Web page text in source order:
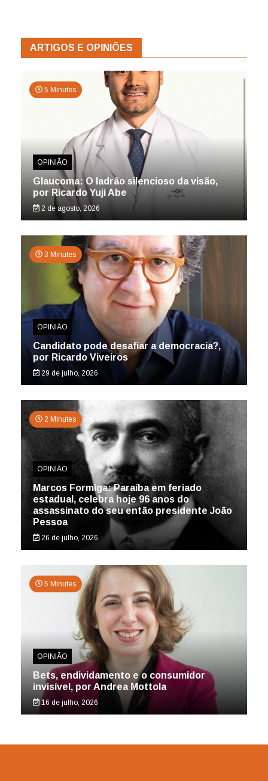
ARTIGOS E OPINIÕES
5 Minutes
OPINIÃO
Glaucoma: O ladrão silencioso da visão,
por Ricardo Yuji Abe
2 de agosto, 2026
3 Minutes
OPINIÃO
Candidato pode desafiar a democracia?,
por Ricardo Viveiros
29 de julho, 2026
2 Minutes
OPINIÃO
Marcos Formiga: Paraíba em feriado
estadual, celebra hoje 96 anos do
assassinato do seu então presidente João
Pessoa
26 de julho, 2026
5 Minutes
OPINIÃO
Bets, endividamento e o consumidor
invisível, por Andrea Mottola
16 de julho, 2026